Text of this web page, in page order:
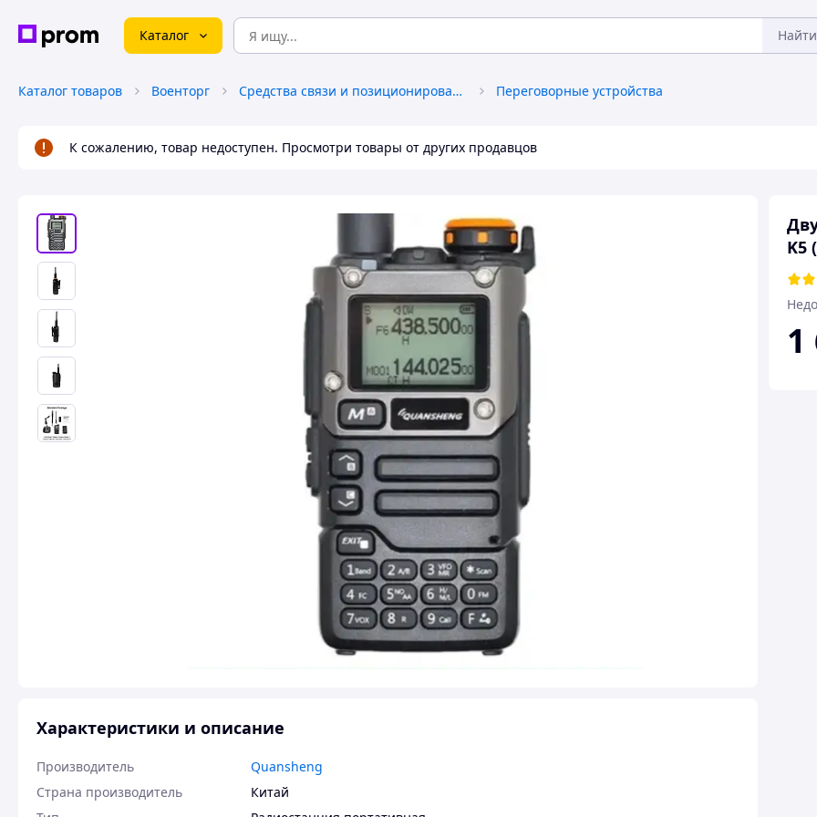
Каталог Найти
Каталог товаров Военторг Средства связи и позиционирования Переговорные устройства
К сожалению, товар недоступен. Просмотри товары от других продавцов
K5
1
Характеристики и описание
Производитель
Quansheng
Страна производитель
Китай